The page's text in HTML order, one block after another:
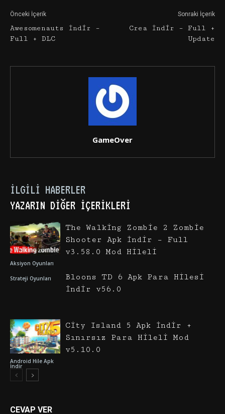
Önceki İçerik
Awesomenauts İndir –
Full + DLC
Sonraki İçerik
Crea İndir – Full +
Update
GameOver
İLGILI HABERLER
YAZARIN DIĞER İÇERIKLERI
Aksiyon Oyunları
The Walking Zombie 2 Zombie
Shooter Apk İndir – Full
v3.58.0 Mod Hileli
Strateji Oyunları
Bloons TD 6 Apk Para Hilesi
İndir v56.0
Android Hile Apk
İndir
City Island 5 Apk İndir +
Sınırsız Para Hileli Mod
v5.10.0
CEVAP VER